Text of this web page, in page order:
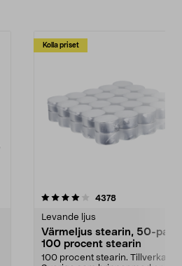
Kolla priset
4378recensioner
Levande ljus
Värmeljus stearin, 50-pack,
100 procent stearin
100 procent stearin. Tillverkade i
4.5av 5 stjärnor